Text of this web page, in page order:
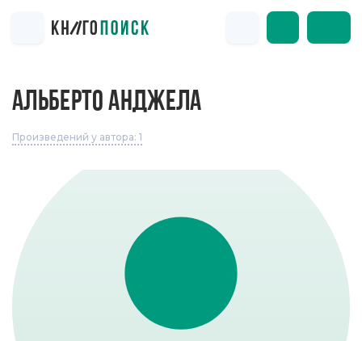
АЛЬБЕРТО АНДЖЕЛА
Произведений у автора: 1